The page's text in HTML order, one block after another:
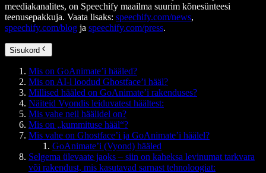
meediakanalites, on Speechify maailma suurim kõnesünteesi
teenusepakkuja. Vaata lisaks: speechify.com/news,
speechify.com/blog ja speechify.com/press.
Sisukord
Mis on GoAnimate’i hääled?
Mis on AI-l loodud Ghostface’i hääl?
Millised hääled on GoAnimate’i rakenduses?
Näiteid Vyondis leiduvatest häältest:
Mis vahe neil häälidel on?
Mis on „kummituse hääl“?
Mis vahe on Ghostface’i ja GoAnimate’i häälel?
GoAnimate’i (Vyond) hääled
Selgema ülevaate jaoks – siin on kaheksa levinumat tarkvara
või rakendust, mis kasutavad sarnast tehnoloogiat: